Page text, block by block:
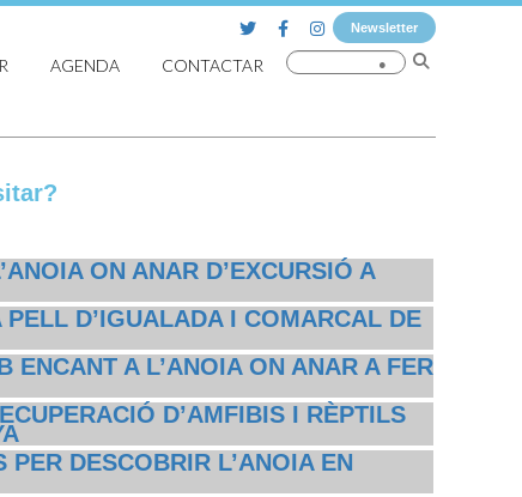
Newsletter
AGENDA CONTACTAR
ON ANAR D’EXCURSIÓ A
PELL D’IGUALADA I COMARCAL DE
ENCANT A L’ANOIA ON ANAR A FER
D’AMFIBIS I RÈPTILS
PER DESCOBRIR L’ANOIA EN